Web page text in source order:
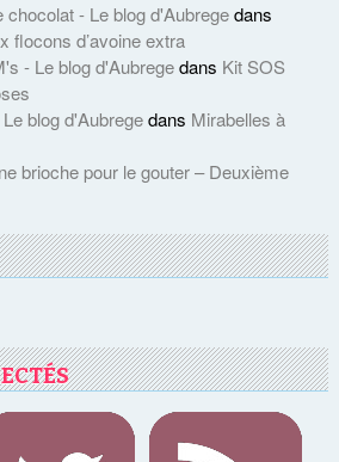
- Le blog d'Aubregedans
flocons d’avoine extra
- Le blog d'Aubregedans Kit SOS
blog d'Aubregedans Mirabelles à
brioche pour le gouter – Deuxième